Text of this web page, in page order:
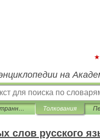
на
Словарь иностранных слов русского языка Толкования
слов русского